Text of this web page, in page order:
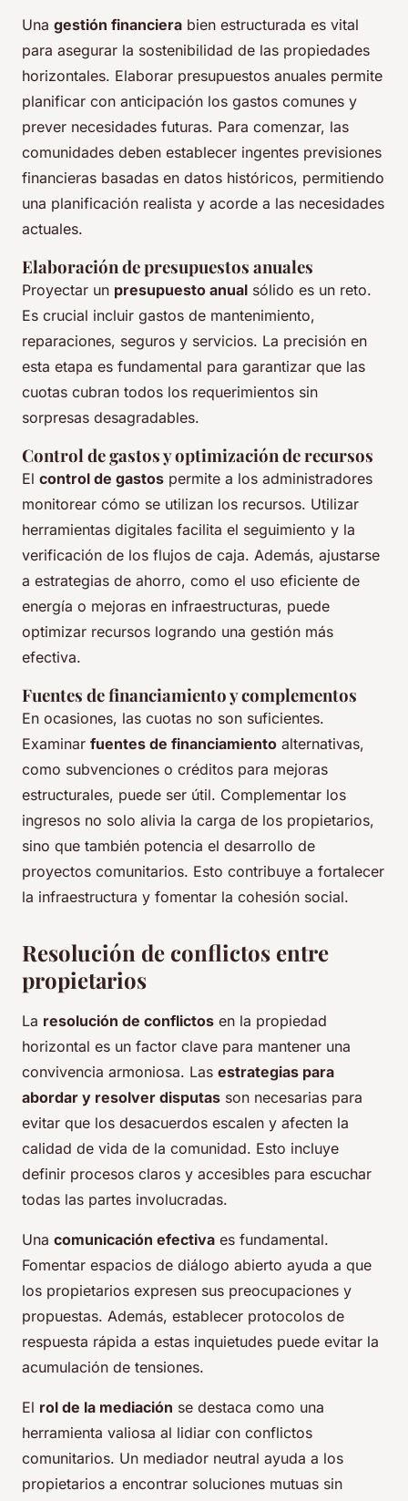
Una gestión financiera bien estructurada es vital
para asegurar la sostenibilidad de las propiedades
horizontales. Elaborar presupuestos anuales permite
planificar con anticipación los gastos comunes y
prever necesidades futuras. Para comenzar, las
comunidades deben establecer ingentes previsiones
financieras basadas en datos históricos, permitiendo
una planificación realista y acorde a las necesidades
actuales.
Elaboración de presupuestos anuales
Proyectar un presupuesto anual sólido es un reto.
Es crucial incluir gastos de mantenimiento,
reparaciones, seguros y servicios. La precisión en
esta etapa es fundamental para garantizar que las
cuotas cubran todos los requerimientos sin
sorpresas desagradables.
Control de gastos y optimización de recursos
El control de gastos permite a los administradores
monitorear cómo se utilizan los recursos. Utilizar
herramientas digitales facilita el seguimiento y la
verificación de los flujos de caja. Además, ajustarse
a estrategias de ahorro, como el uso eficiente de
energía o mejoras en infraestructuras, puede
optimizar recursos logrando una gestión más
efectiva.
Fuentes de financiamiento y complementos
En ocasiones, las cuotas no son suficientes.
Examinar fuentes de financiamiento alternativas,
como subvenciones o créditos para mejoras
estructurales, puede ser útil. Complementar los
ingresos no solo alivia la carga de los propietarios,
sino que también potencia el desarrollo de
proyectos comunitarios. Esto contribuye a fortalecer
la infraestructura y fomentar la cohesión social.
Resolución de conflictos entre
propietarios
La resolución de conflictos en la propiedad
horizontal es un factor clave para mantener una
convivencia armoniosa. Las estrategias para
abordar y resolver disputas son necesarias para
evitar que los desacuerdos escalen y afecten la
calidad de vida de la comunidad. Esto incluye
definir procesos claros y accesibles para escuchar
todas las partes involucradas.
Una comunicación efectiva es fundamental.
Fomentar espacios de diálogo abierto ayuda a que
los propietarios expresen sus preocupaciones y
propuestas. Además, establecer protocolos de
respuesta rápida a estas inquietudes puede evitar la
acumulación de tensiones.
El rol de la mediación se destaca como una
herramienta valiosa al lidiar con conflictos
comunitarios. Un mediador neutral ayuda a los
propietarios a encontrar soluciones mutuas sin